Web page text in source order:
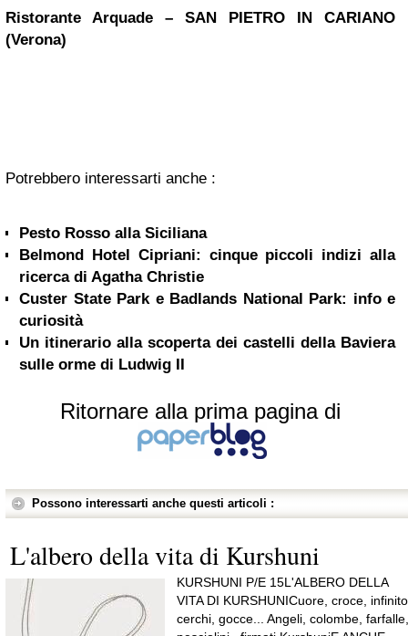
Ristorante Arquade – SAN PIETRO IN CARIANO
(Verona)
Potrebbero interessarti anche :
Pesto Rosso alla Siciliana
Belmond Hotel Cipriani: cinque piccoli indizi alla
ricerca di Agatha Christie
Custer State Park e Badlands National Park: info e
curiosità
Un itinerario alla scoperta dei castelli della Baviera
sulle orme di Ludwig II
Ritornare alla prima pagina di
Possono interessarti anche questi articoli :
L'albero della vita di Kurshuni
KURSHUNI P/E 15L'ALBERO DELLA
VITA DI KURSHUNICuore, croce,
cerchi, gocce... Angeli, colombe, farfalle,